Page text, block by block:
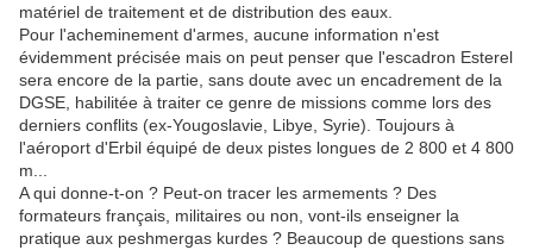
matériel de traitement et de distribution des eaux.
Pour l'acheminement d'armes, aucune information n'est
évidemment précisée mais on peut penser que l'escadron Esterel
sera encore de la partie, sans doute avec un encadrement de la
DGSE, habilitée à traiter ce genre de missions comme lors des
derniers conflits (ex-Yougoslavie, Libye, Syrie). Toujours à
l'aéroport d'Erbil équipé de deux pistes longues de 2 800 et 4 800
m...
A qui donne-t-on ? Peut-on tracer les armements ? Des
formateurs français, militaires ou non, vont-ils enseigner la
pratique aux peshmergas kurdes ? Beaucoup de questions sans